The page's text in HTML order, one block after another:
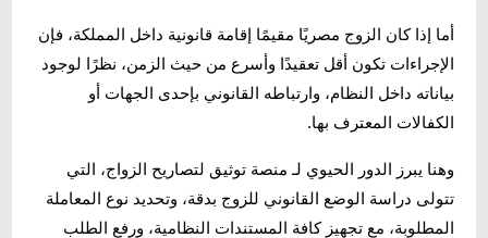
أما إذا كان الزوج مصريًا مقيمًا إقامة قانونية داخل المملكة، فإن
الإجراءات تكون أقل تعقيدًا وأسرع من حيث الزمن، نظرًا لوجود
بياناته داخل النظام، وارتباطه القانوني بإحدى الجهات أو
الكفالات المعترف بها.
وهنا يبرز الدور الحيوي لـ منصة توثيق لتصاريح الزواج، التي
تتولى دراسة الوضع القانوني للزوج بدقة، وتحديد نوع المعاملة
المطلوبة، مع تجهيز كافة المستندات النظامية، ورفع الطلب